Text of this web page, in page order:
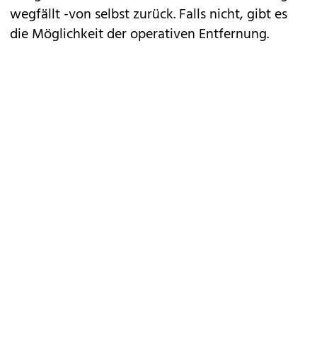
wegfällt -von selbst zurück. Falls nicht, gibt es
die Möglichkeit der operativen Entfernung.